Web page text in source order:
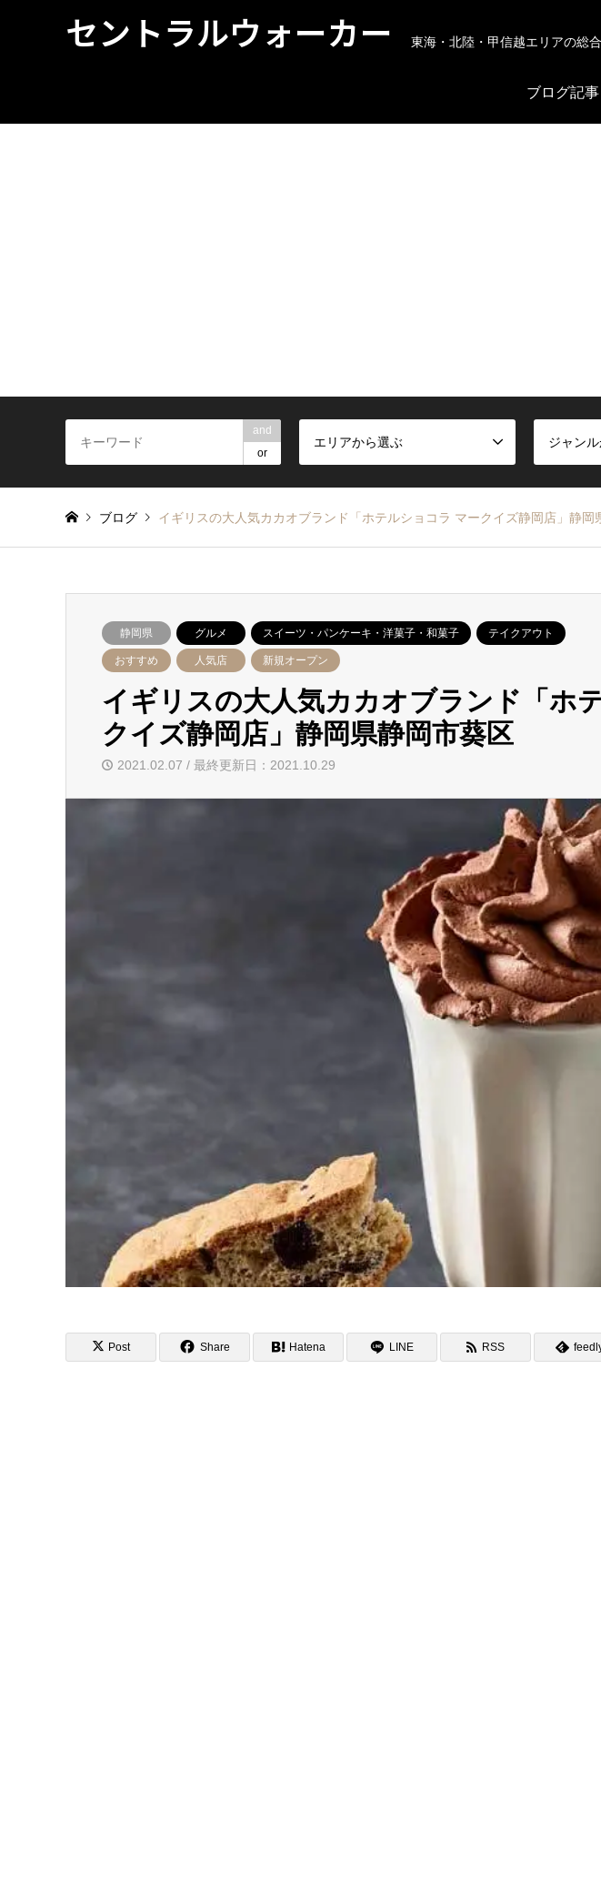
セントラルウォーカー 東海・北陸・甲信越エリアの総
ブログ記事
and
or
エリアから選ぶ ジャン
ブログ イギリスの大人気カカオブランド「ホテルショコラ マークイズ静岡店」静岡
静岡県 グルメ スイーツ・パンケーキ・洋菓子・和菓子 テイクアウト
おすすめ 人気店 新規オープン
イギリスの大人気カカオブランド「ホ
クイズ静岡店」静岡県静岡市葵区
2021.02.07 / 最終更新日：2021.10.29
Post Share Hatena LINE RSS